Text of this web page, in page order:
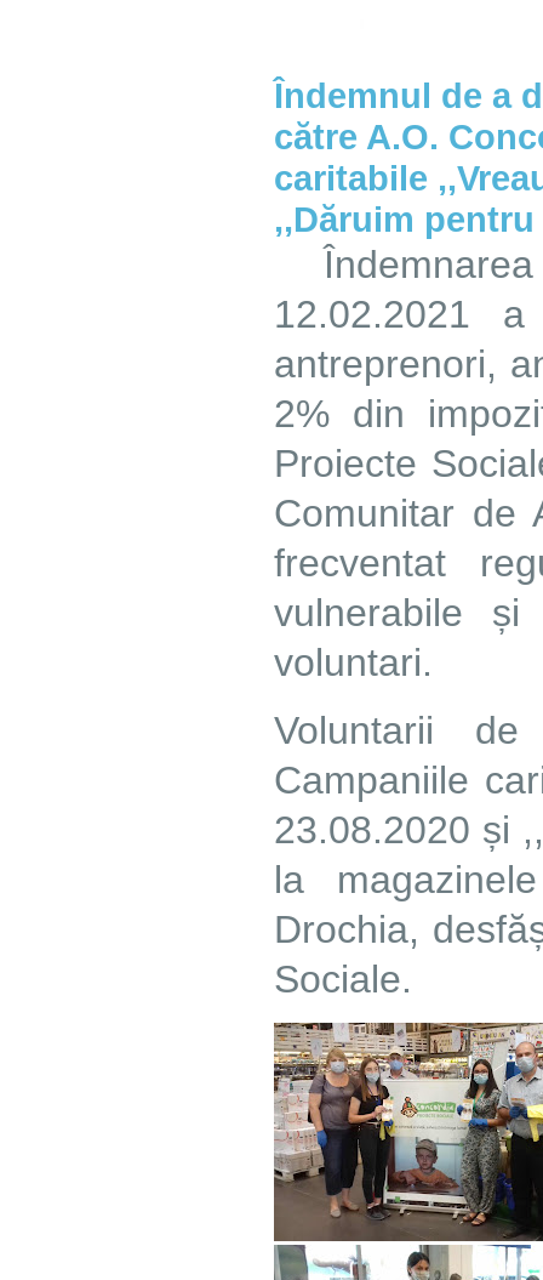
Îndemnul de a
către A.O.
caritabile
,,Dăruim pentru
12.02.2021
antreprenori,
2% din
Proiecte
Comunitar de
frecventat
vulnerabile
voluntari.
Voluntarii
Campaniile
23.08.2020 și
la
Drochia,
Sociale.